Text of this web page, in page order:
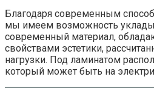
Благодаря современным
мы имеем возможность
современный материал,
свойствами эстетики,
нагрузки. Под ламинатом
который может быть на